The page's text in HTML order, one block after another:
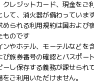
クレジットカード、現金をご
して、消火器が備わっていま
められる利用規約は国および
ものです
ンやホテル、モーテルなど
び旅券番号の確認とパスポ
ーし保存する義務が課せられ
ご利用いただけません。